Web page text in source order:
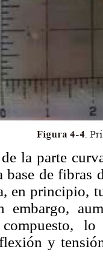
la parte
base de fibras
en principio,
embargo,
compuesto,
y